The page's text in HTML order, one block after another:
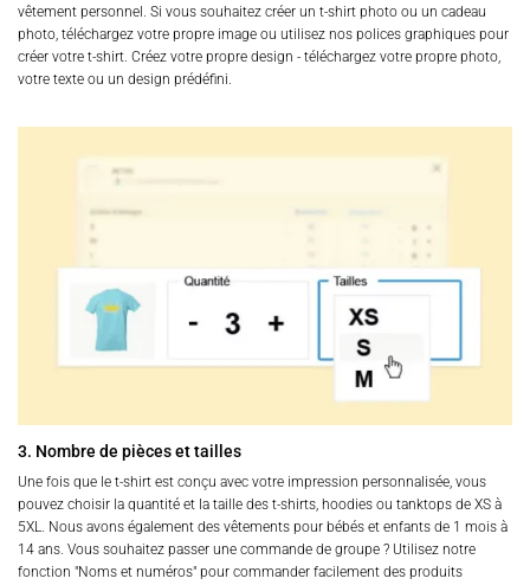
vêtement personnel. Si vous souhaitez créer un t-shirt photo ou un cadeau
photo, téléchargez votre propre image ou utilisez nos polices graphiques pour
créer votre t-shirt. Créez votre propre design - téléchargez votre propre photo,
votre texte ou un design prédéfini.
3. Nombre de pièces et tailles
Une fois que le t-shirt est conçu avec votre impression personnalisée, vous
pouvez choisir la quantité et la taille des t-shirts, hoodies ou tanktops de XS à
5XL. Nous avons également des vêtements pour bébés et enfants de 1 mois à
14 ans. Vous souhaitez passer une commande de groupe ? Utilisez notre
fonction "Noms et numéros" pour commander facilement des produits